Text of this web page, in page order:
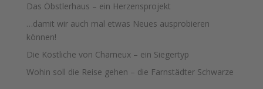
Das Öbstlerhaus – ein Herzensprojekt
…damit wir auch mal etwas Neues ausprobieren
können!
Die Köstliche von Charneux – ein Siegertyp
Wohin soll die Reise gehen – die Farnstädter Schwarze